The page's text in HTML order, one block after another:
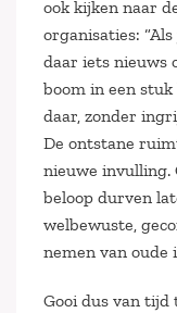
ook kijken naar
organisaties:
daar iets nieuws
boom in een
daar, zonder
De ontstane
nieuwe invulling.
beloop durven
welbewuste,
nemen van oude
Gooi dus van tijd